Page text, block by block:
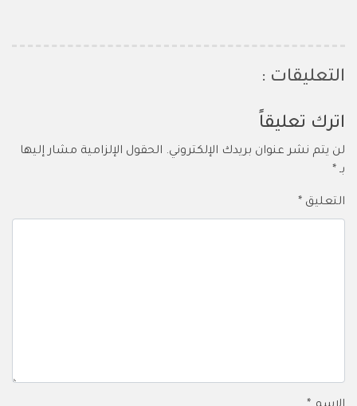
التعليقات :
اترك تعليقاً
لن يتم نشر عنوان بريدك الإلكتروني. الحقول الإلزامية مشار إليها
بـ *
التعليق *